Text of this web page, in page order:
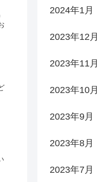
2024年1月
2023年12月
2023年11月
2023年10月
2023年9月
2023年8月
2023年7月